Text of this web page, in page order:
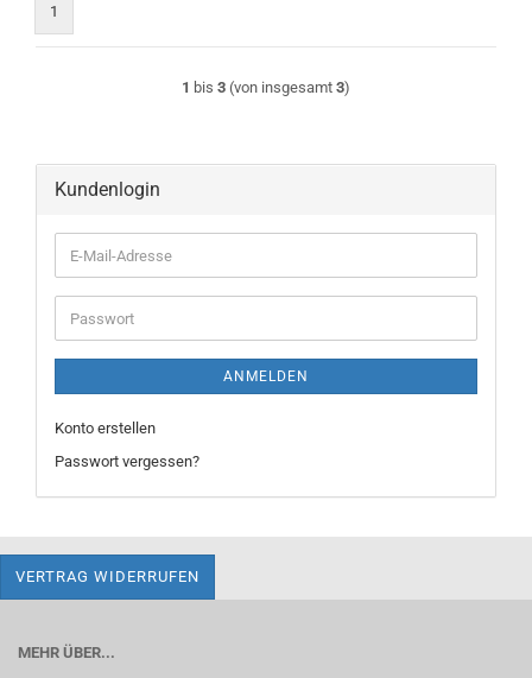
1
1 bis 3 (von insgesamt 3)
Kundenlogin
E-
Mail-
Adresse
Passwort
ANMELDEN
Konto erstellen
Passwort vergessen?
VERTRAG WIDERRUFEN
MEHR ÜBER...